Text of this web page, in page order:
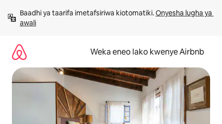
kwenda
kwenye
Baadhi ya taarifa imetafsiriwa kiotomatiki. Onyesha lugha ya
awali
Weka eneo lako kwenye Airbnb